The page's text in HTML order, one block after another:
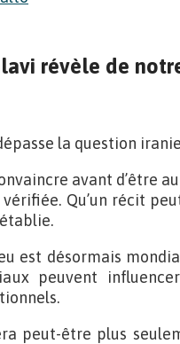
révèle de
la question
avant d’être
Qu’un récit
est désormais
peuvent influencer
peut-être plus